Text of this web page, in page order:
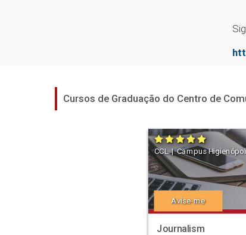
Cursos de Graduação do Centro de
CCL | Campus
Avise-me
Journalism